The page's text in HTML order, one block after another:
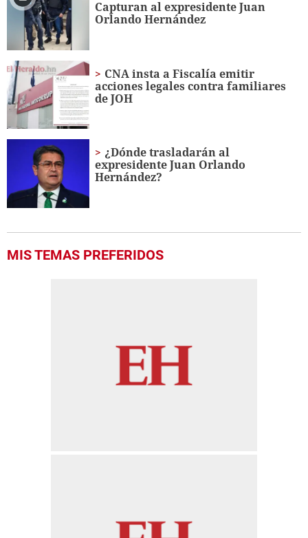
18
seconds
Capturan al expresidente Juan
Orlando Hernández
CNA insta a Fiscalía emitir
acciones legales contra familiares
de JOH
¿Dónde trasladarán al
expresidente Juan Orlando
Hernández?
MIS TEMAS PREFERIDOS